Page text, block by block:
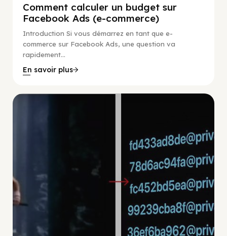
Comment calculer un budget sur
Facebook Ads (e-commerce)
Introduction Si vous démarrez en tant que e-
commerce sur Facebook Ads, une question va
rapidement...
En savoir plus